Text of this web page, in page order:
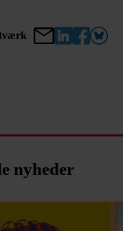
nyheder